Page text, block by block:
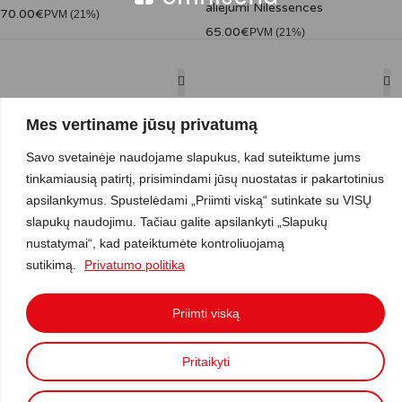
Mes vertiname jūsų privatumą
Savo svetainėje naudojame slapukus, kad suteiktume jums
tinkamiausią patirtį, prisimindami jūsų nuostatas ir pakartotinius
apsilankymus. Spustelėdami „Priimti viską“ sutinkate su VISŲ
slapukų naudojimu. Tačiau galite apsilankyti „Slapukų
nustatymai“, kad pateiktumėte kontroliuojamą
sutikimą.
Privatumo politika
Pritaikyti
Priimti viską
70.00€ PVM (21%)
aliejumi Nilessences
65.00€ PVM (21%)
Į krepšelį
Veido kaukės su krokodilų
aliejumi Nilessences
250.00€PVM (21%)
Į krepšelį
Veido kremas Nilessences Anti-
Age Premium
260.00€PVM (21%)
Į krepšelį
Rajeunissant
290.00